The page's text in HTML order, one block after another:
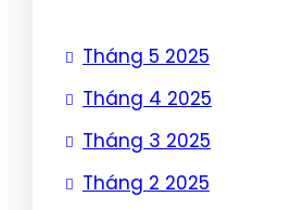
Tháng 5 2025
Tháng 4 2025
Tháng 3 2025
Tháng 2 2025